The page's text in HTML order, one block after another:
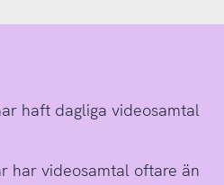
haft dagliga videosamtal
har videosamtal oftare än